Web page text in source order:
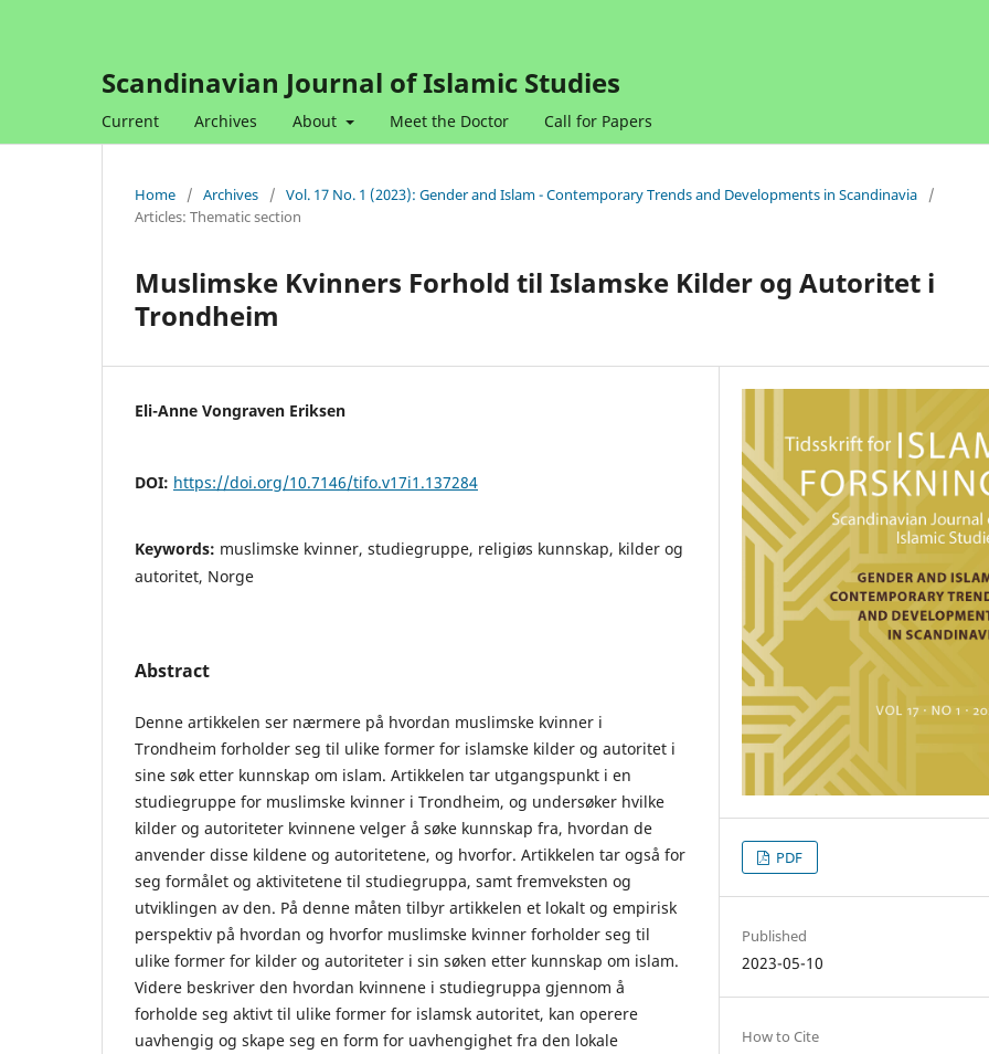
Scandinavian Journal of Islamic Studies
Current Archives About Meet the Doctor Call for Papers
Home / Archives / Vol. 17 No. 1 (2023): Gender and Islam - Contemporary Trends and Developments in Scandinavia
/
Articles: Thematic section
Muslimske Kvinners Forhold til Islamske Kilder og Autoritet i
Trondheim
Eli-Anne Vongraven Eriksen
DOI: https://doi.org/10.7146/tifo.v17i1.137284
Keywords: muslimske kvinner, studiegruppe, religiøs kunnskap, kilder og
autoritet, Norge
Abstract
Denne artikkelen ser nærmere på hvordan muslimske kvinner i
Trondheim forholder seg til ulike former for islamske kilder og autoritet i
sine søk etter kunnskap om islam. Artikkelen tar utgangspunkt i en
studiegruppe for muslimske kvinner i Trondheim, og undersøker hvilke
kilder og autoriteter kvinnene velger å søke kunnskap fra, hvordan de
anvender disse kildene og autoritetene, og hvorfor. Artikkelen tar også for
seg formålet og aktivitetene til studiegruppa, samt fremveksten og
utviklingen av den. På denne måten tilbyr artikkelen et lokalt og empirisk
perspektiv på hvordan og hvorfor muslimske kvinner forholder seg til
ulike former for kilder og autoriteter i sin søken etter kunnskap om islam.
Videre beskriver den hvordan kvinnene i studiegruppa gjennom å
forholde seg aktivt til ulike former for islamsk autoritet, kan operere
uavhengig og skape seg en form for uavhengighet fra den lokale
PDF
Published
2023-05-10
How to Cite